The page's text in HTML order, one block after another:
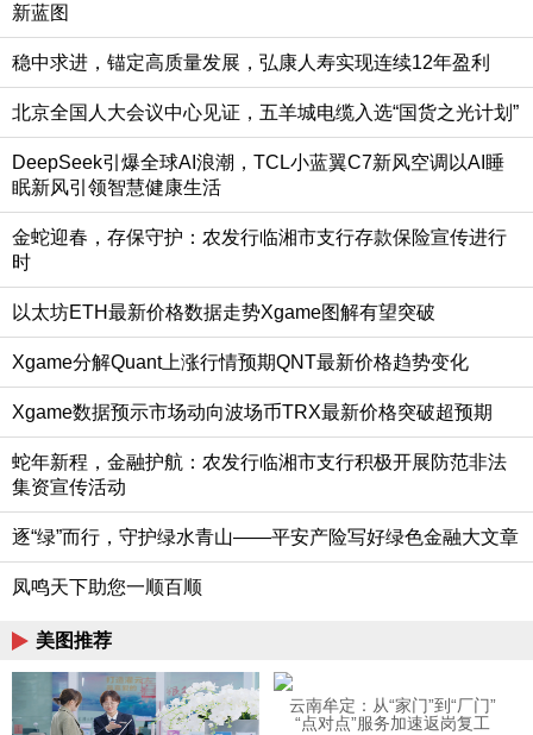
新蓝图
稳中求进，锚定高质量发展，弘康人寿实现连续12年盈利
北京全国人大会议中心见证，五羊城电缆入选“国货之光计划”
DeepSeek引爆全球AI浪潮，TCL小蓝翼C7新风空调以AI睡
眠新风引领智慧健康生活
金蛇迎春，存保守护：农发行临湘市支行存款保险宣传进行
时
以太坊ETH最新价格数据走势Xgame图解有望突破
Xgame分解Quant上涨行情预期QNT最新价格趋势变化
Xgame数据预示市场动向波场币TRX最新价格突破超预期
蛇年新程，金融护航：农发行临湘市支行积极开展防范非法
集资宣传活动
逐“绿”而行，守护绿水青山——平安产险写好绿色金融大文章
凤鸣天下助您一顺百顺
美图推荐
云南牟定：从“家门”到“厂门”
“点对点”服务加速返岗复工